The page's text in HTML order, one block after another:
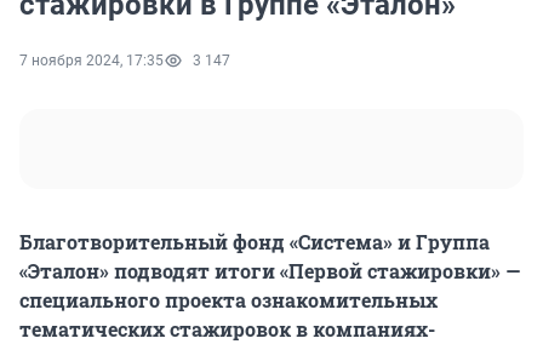
7 ноября 2024, 17:35 3 147
Благотворительный фонд «Система» и Группа
«Эталон» подводят итоги «Первой стажировки» —
специального проекта ознакомительных
тематических стажировок в компаниях-